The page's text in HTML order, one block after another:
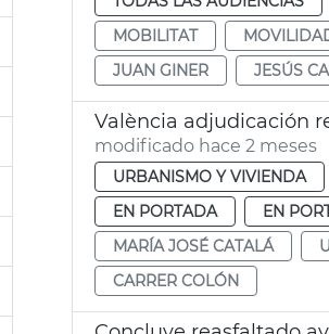
MOBILITAT
JUAN GINER
JESÚS
València adjudicación
modificado hace 2 meses
URBANISMO Y VIVIENDA
EN PORTADA
EN
MARÍA JOSÉ CATALÁ
CARRER COLÓN